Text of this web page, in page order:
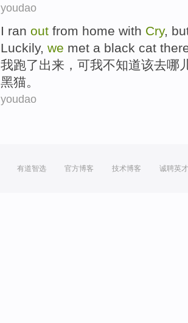
youdao
I ran out from home with Cry,
Luckily, we met a black cat
我跑了出来 ， 可我不知道该去哪
黑猫。
youdao
有道智选 官方博客 技术博客 诚聘英才